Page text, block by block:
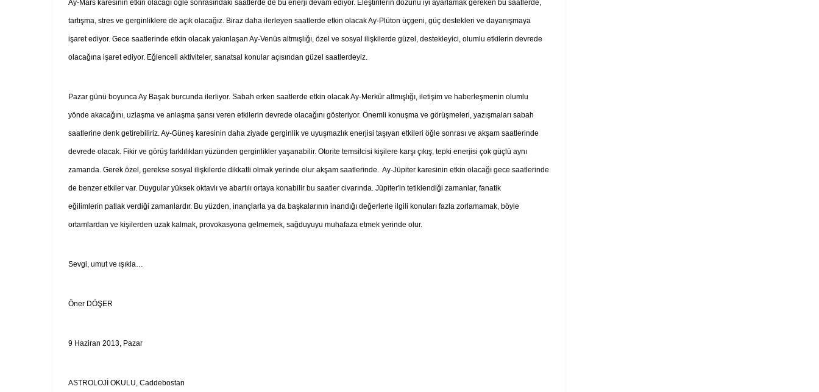
Ay-Mars karesinin etkin olacağı öğle sonrasındaki saatlerde de bu enerji devam ediyor. Eleştirilerin dozunu iyi ayarlamak gereken bu saatlerde,
tartışma, stres ve gerginliklere de açık olacağız. Biraz daha ilerleyen saatlerde etkin olacak Ay-Plüton üçgeni, güç destekleri ve dayanışmaya
işaret ediyor. Gece saatlerinde etkin olacak yakınlaşan Ay-Venüs altmışlığı, özel ve sosyal ilişkilerde güzel, destekleyici, olumlu etkilerin devrede
olacağına işaret ediyor. Eğlenceli aktiviteler, sanatsal konular açısından güzel saatlerdeyiz.
Pazar günü boyunca Ay Başak burcunda ilerliyor. Sabah erken saatlerde etkin olacak Ay-Merkür altmışlığı, iletişim ve haberleşmenin olumlu
yönde akacağını, uzlaşma ve anlaşma şansı veren etkilerin devrede olacağını gösteriyor. Önemli konuşma ve görüşmeleri, yazışmaları sabah
saatlerine denk getirebiliriz. Ay-Güneş karesinin daha ziyade gerginlik ve uyuşmazlık enerjisi taşıyan etkileri öğle sonrası ve akşam saatlerinde
devrede olacak. Fikir ve görüş farklılıkları yüzünden gerginlikler yaşanabilir. Otorite temsilcisi kişilere karşı çıkış, tepki enerjisi çok güçlü aynı
zamanda. Gerek özel, gerekse sosyal ilişkilerde dikkatli olmak yerinde olur akşam saatlerinde. Ay-Jüpiter karesinin etkin olacağı gece saatlerinde
de benzer etkiler var. Duygular yüksek oktavlı ve abartılı ortaya konabilir bu saatler civarında. Jüpiter'in tetiklendiği zamanlar, fanatik
eğilimlerin patlak verdiği zamanlardır. Bu yüzden, inançlarla ya da başkalarının inandığı değerlerle ilgili konuları fazla zorlamamak, böyle
ortamlardan ve kişilerden uzak kalmak, provokasyona gelmemek, sağduyuyu muhafaza etmek yerinde olur.
Sevgi, umut ve ışıkla…
Öner DÖŞER
9 Haziran 2013, Pazar
ASTROLOJİ OKULU, Caddebostan